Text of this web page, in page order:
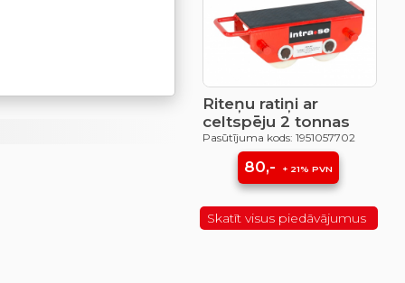
Riteņu ratiņi ar
celtspēju 2 tonnas
Pasūtījuma kods: 1951057702
80,- + 21% PVN
Skatīt visus piedāvājumus